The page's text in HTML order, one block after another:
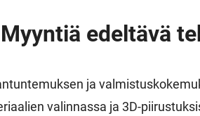
Myyntiä edeltävä
ja
valinnassa ja 3D-